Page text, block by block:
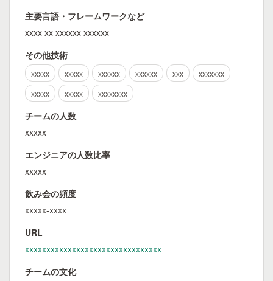
主要言語・フレームワークなど
xxxx xx xxxxxx xxxxxx
その他技術
xxxxx xxxxx xxxxxx xxxxxx xxx
xxxxxxx
xxxxx
xxxxx xxxxxxxx
チームの人数
xxxxx
エンジニアの人数比率
xxxxx
飲み会の頻度
xxxxx-xxxx
URL
xxxxxxxxxxxxxxxxxxxxxxxxxxxxxxxx
チームの文化